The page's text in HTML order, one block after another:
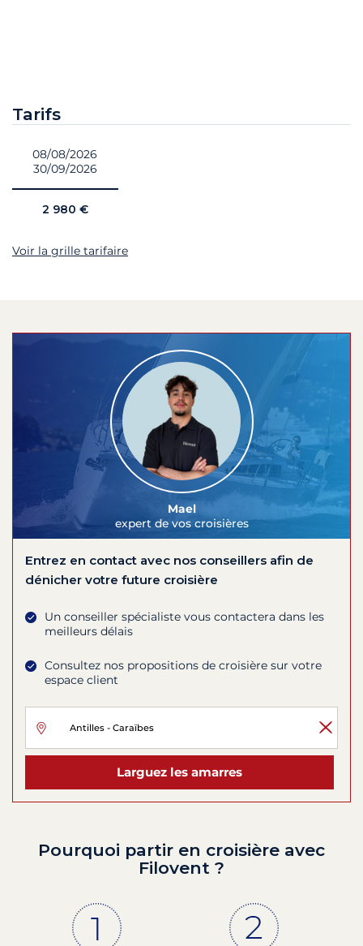
Tarifs
08/08/2026
30/09/2026
2 980 €
Voir la grille tarifaire
Mael
expert de vos croisières
Entrez en contact avec nos conseillers afin de
dénicher votre future croisière
Un conseiller spécialiste vous contactera dans les
meilleurs délais
Consultez nos propositions de croisière sur votre
espace client
Larguez les amarres
Pourquoi partir en croisière avec
Filovent ?